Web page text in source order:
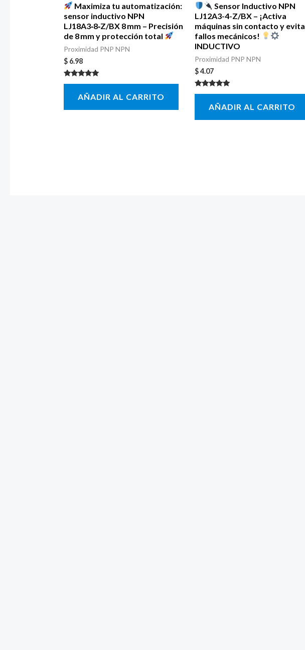
Maximiza tu automatización:
sensor inductivo NPN
LJ18A3‑8‑Z/BX 8 mm – Precisión
de 8 mm y protección total
Proximidad PNP NPN
$6.98
Valorado con
AÑADIR AL CARRITO
Sensor Inductivo NPN
LJ12A3-4-Z/BX – ¡Activa
máquinas sin contacto y evita
fallos mecánicos!
INDUCTIVO
Proximidad PNP NPN
$4.07
Valorado con
AÑADIR AL CARRITO